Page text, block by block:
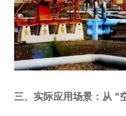
三、实际应用场景：从 "